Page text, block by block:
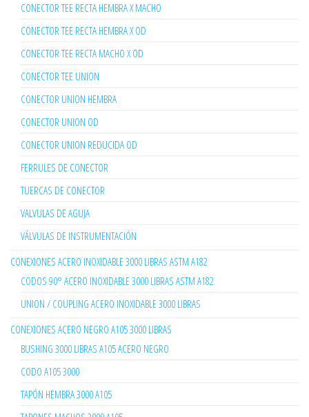
CONECTOR TEE RECTA HEMBRA X MACHO
CONECTOR TEE RECTA HEMBRA X OD
CONECTOR TEE RECTA MACHO X OD
CONECTOR TEE UNION
CONECTOR UNION HEMBRA
CONECTOR UNION OD
CONECTOR UNION REDUCIDA OD
FERRULES DE CONECTOR
TUERCAS DE CONECTOR
VALVULAS DE AGUJA
VÁLVULAS DE INSTRUMENTACIÓN
CONEXIONES ACERO INOXIDABLE 3000 LIBRAS ASTM A182
CODOS 90° ACERO INOXIDABLE 3000 LIBRAS ASTM A182
UNION / COUPLING ACERO INOXIDABLE 3000 LIBRAS
CONEXIONES ACERO NEGRO A105 3000 LIBRAS
BUSHING 3000 LIBRAS A105 ACERO NEGRO
CODO A105 3000
TAPÓN HEMBRA 3000 A105